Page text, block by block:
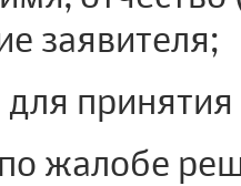
заявителя;
для
жалобе